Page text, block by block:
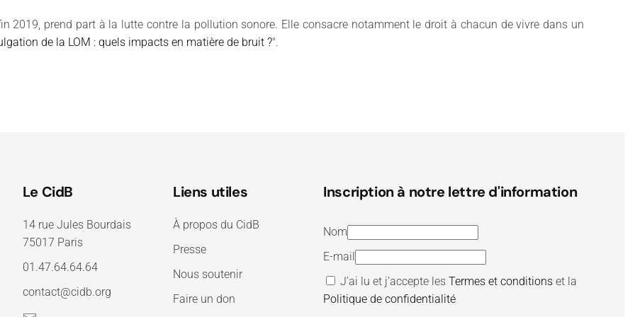
2019, prend part à la lutte contre la pollution sonore. Elle consacre notamment le droit à chacun de vivre dans un
de la LOM : quels impacts en matière de bruit ?".
Le CidB
14 rue Jules Bourdais
75017 Paris
01.47.64.64.64
contact@cidb.org
Liens utiles
À propos du CidB
Presse
Nous soutenir
Faire un don
Inscription à notre lettre d'information
Nom
E-mail
J’ai lu et j’accepte lesTermes et conditions et la
Politique de confidentialité